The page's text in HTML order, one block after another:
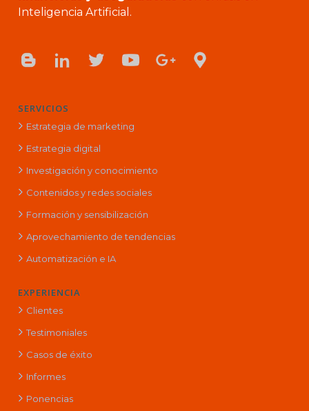
Inteligencia Artificial.
SERVICIOS
Estrategia de marketing
Estrategia digital
Investigación y conocimiento
Contenidos y redes sociales
Formación y sensibilización
Aprovechamiento de tendencias
Automatización e IA
EXPERIENCIA
Clientes
Testimoniales
Casos de éxito
Informes
Ponencias